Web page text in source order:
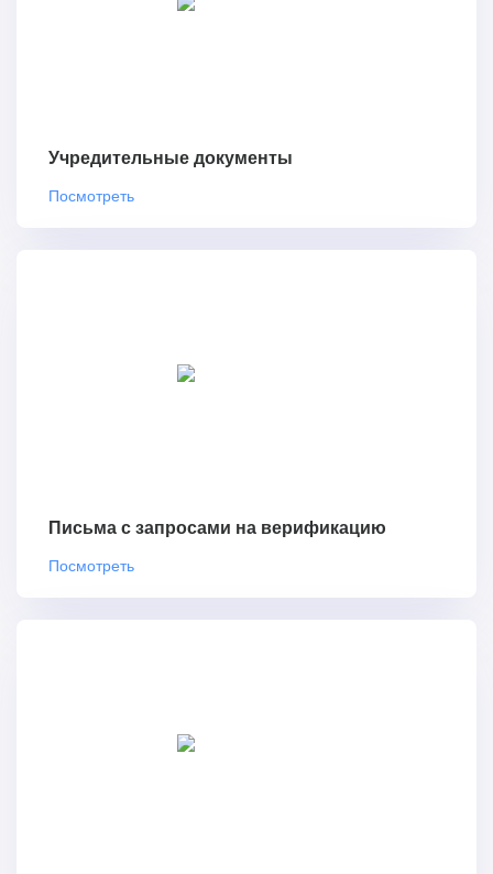
Учредительные документы
Посмотреть
Письма с запросами на верификацию
Посмотреть